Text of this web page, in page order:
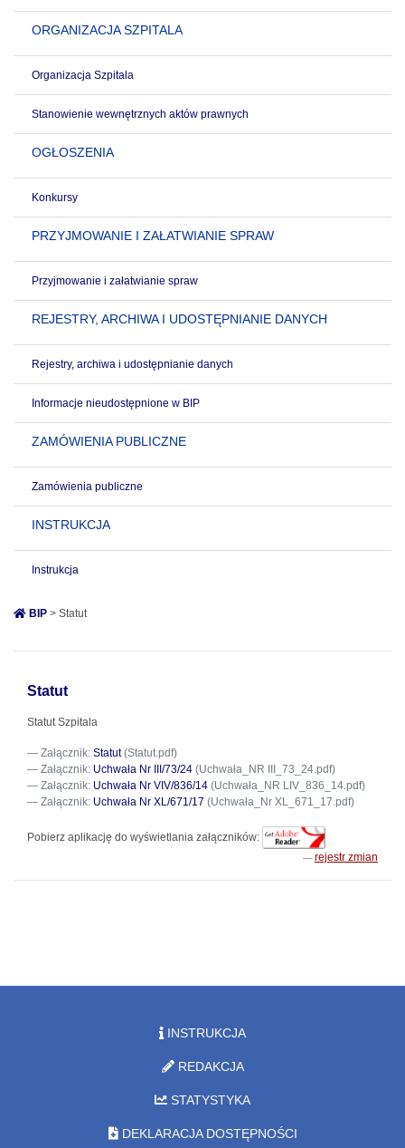
ORGANIZACJA SZPITALA
Organizacja Szpitala
Stanowienie wewnętrznych aktów prawnych
OGŁOSZENIA
Konkursy
PRZYJMOWANIE I ZAŁATWIANIE SPRAW
Przyjmowanie i załatwianie spraw
REJESTRY, ARCHIWA I UDOSTĘPNIANIE DANYCH
Rejestry, archiwa i udostępnianie danych
Informacje nieudostępnione w BIP
ZAMÓWIENIA PUBLICZNE
Zamówienia publiczne
INSTRUKCJA
Instrukcja
BIP > Statut
Statut
Statut Szpitala
Załącznik: Statut(Statut.pdf)
Załącznik: Uchwała Nr III/73/24 (Uchwała_NR III_73_24.pdf)
Załącznik: Uchwała Nr VIV/836/14 (Uchwała_NR LIV_836_14.pdf)
Załącznik: Uchwała Nr XL/671/17 (Uchwała_Nr XL_671_17.pdf)
Pobierz aplikację do wyświetlania załączników:
rejestr zmian
INSTRUKCJA
REDAKCJA
STATYSTYKA
DEKLARACJA DOSTĘPNOŚCI